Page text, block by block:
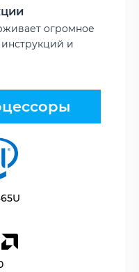
огромное
и